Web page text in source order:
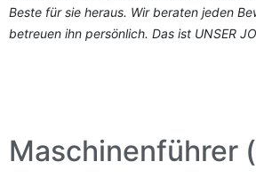
Beste für sie heraus. Wir beraten jeden
betreuen ihn persönlich. Das ist UNSER
Maschinenführer